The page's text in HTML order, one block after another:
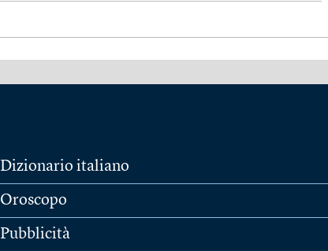
Dizionario italiano
Oroscopo
Pubblicità